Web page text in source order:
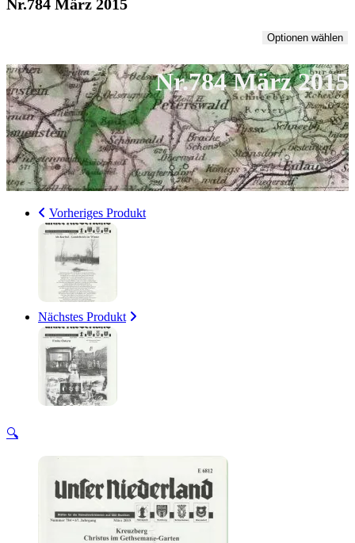
Nr.784 März 2015
Optionen wählen
Nr.784 März 2015
Vorheriges Produkt
Nächstes Produkt
🔍